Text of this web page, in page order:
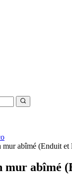
abîmé (Enduit et
mur abîmé